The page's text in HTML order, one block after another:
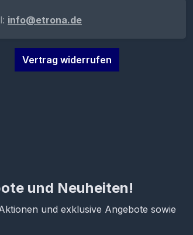
info@etrona.de
Vertrag widerrufen
und Neuheiten!
und exklusive Angebote sowie